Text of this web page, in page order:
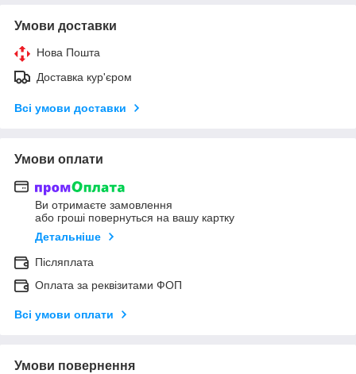
Умови доставки
Нова Пошта
Доставка кур'єром
Всі умови доставки
Умови оплати
Ви отримаєте замовлення
або гроші повернуться на вашу картку
Детальніше
Післяплата
Оплата за реквізитами ФОП
Всі умови оплати
Умови повернення